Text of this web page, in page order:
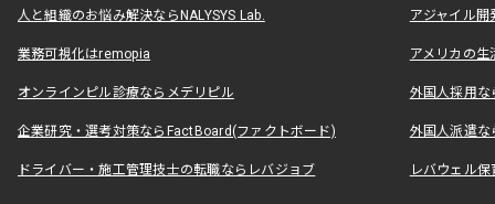
人と組織のお悩み解決ならNALYSYS Lab. アジャイル
業務可視化はremopia アメリカの
オンラインピル診療ならメデリピル 外国人採用
企業研究・選考対策ならFactBoard(ファクトボード) 外国人派遣な
ドライバー・施工管理技士の転職ならレバジョブ レバウェル